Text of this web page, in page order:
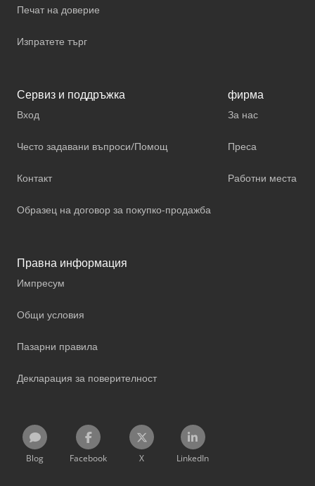
Печат на доверие
Изпратете търг
Сервиз и поддръжка
Вход
Често задавани въпроси/Помощ
Контакт
Образец на договор за покупко-продажба
фирма
За нас
Преса
Работни места
Правна информация
Импресум
Общи условия
Пазарни правила
Декларация за поверителност
Blog Facebook X LinkedIn